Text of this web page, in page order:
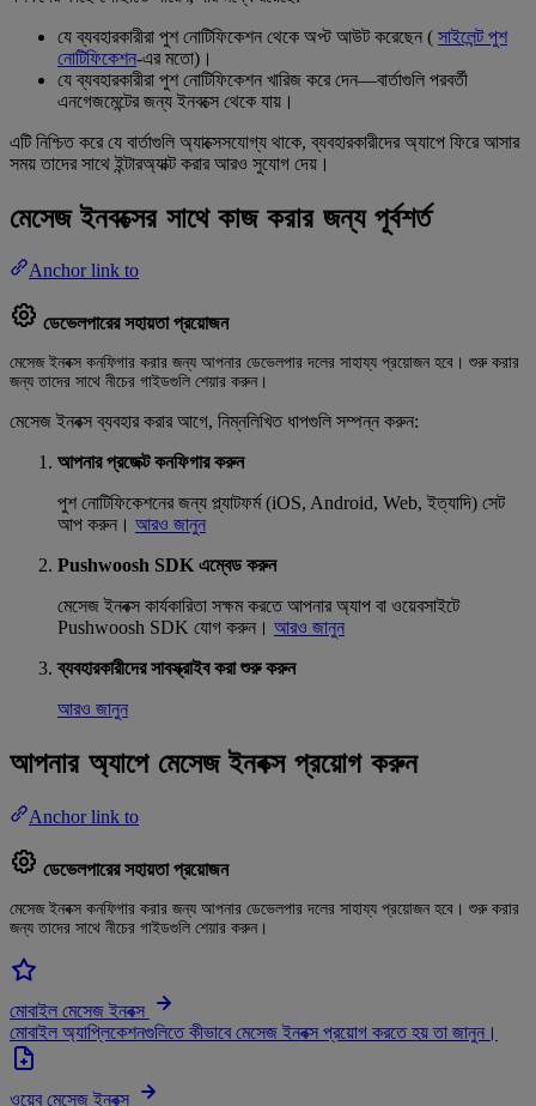
যে ব্যবহারকারীরা পুশ নোটিফিকেশন থেকে অপ্ট আউট করেছেন ( সাইলেন্ট পুশ
নোটিফিকেশন-এর মতো)।
যে ব্যবহারকারীরা পুশ নোটিফিকেশন খারিজ করে দেন—বার্তাগুলি পরবর্তী
এনগেজমেন্টের জন্য ইনবক্সে থেকে যায়।
এটি নিশ্চিত করে যে বার্তাগুলি অ্যাক্সেসযোগ্য থাকে, ব্যবহারকারীদের অ্যাপে ফিরে আসার
সময় তাদের সাথে ইন্টারঅ্যাক্ট করার আরও সুযোগ দেয়।
মেসেজ ইনবক্সের সাথে কাজ করার জন্য পূর্বশর্ত
Anchor link to
ডেভেলপারের সহায়তা প্রয়োজন
মেসেজ ইনবক্স কনফিগার করার জন্য আপনার ডেভেলপার দলের সাহায্য প্রয়োজন হবে। শুরু করার
জন্য তাদের সাথে নীচের গাইডগুলি শেয়ার করুন।
মেসেজ ইনবক্স ব্যবহার করার আগে, নিম্নলিখিত ধাপগুলি সম্পন্ন করুন:
আপনার প্রজেক্ট কনফিগার করুন
পুশ নোটিফিকেশনের জন্য প্ল্যাটফর্ম (iOS, Android, Web, ইত্যাদি) সেট
আপ করুন। আরও জানুন
Pushwoosh SDK এম্বেড করুন
মেসেজ ইনবক্স কার্যকারিতা সক্ষম করতে আপনার অ্যাপ বা ওয়েবসাইটে
Pushwoosh SDK যোগ করুন। আরও জানুন
ব্যবহারকারীদের সাবস্ক্রাইব করা শুরু করুন
আরও জানুন
আপনার অ্যাপে মেসেজ ইনবক্স প্রয়োগ করুন
Anchor link to
ডেভেলপারের সহায়তা প্রয়োজন
মেসেজ ইনবক্স কনফিগার করার জন্য আপনার ডেভেলপার দলের সাহায্য প্রয়োজন হবে। শুরু করার
জন্য তাদের সাথে নীচের গাইডগুলি শেয়ার করুন।
মোবাইল মেসেজ ইনবক্স
মোবাইল অ্যাপ্লিকেশনগুলিতে কীভাবে মেসেজ ইনবক্স প্রয়োগ করতে হয় তা জানুন।
ওয়েব মেসেজ ইনবক্স